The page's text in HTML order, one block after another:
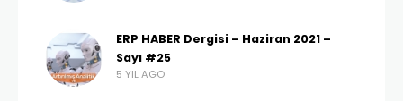
ERP HABER Dergisi – Haziran 2021 –
Sayı #25
5 YIL AGO